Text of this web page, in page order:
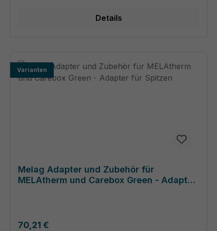
Details
Varianten
Melag Adapter und Zubehör für
MELAtherm und Carebox Green - Adapter
Regulärer Preis:
70,21 €